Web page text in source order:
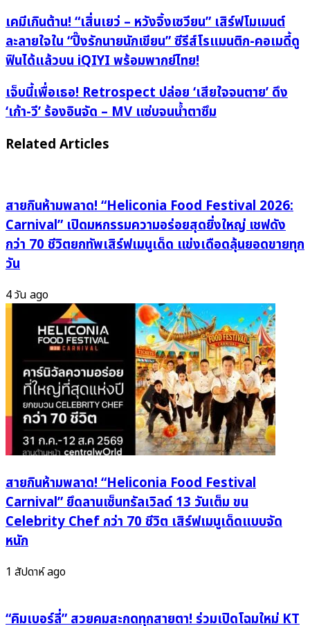
เคมี
เกิน
ต้าน!
“เสิ่นเยว่
–
หวัง
จิ้ง
เซ
วียน”
ละลาย
ใจใน
“ปิ๊ง
รัก
นาย
เขียน”
แมน
เม
ดู
ได้
แล้ว
บน
iQIYI
พร้อม
พากย์
เคมีเกินต้าน! “เสิ่นเยว่ – หวังจิ้งเซวียน” เสิร์ฟโมเมนต์
ละลายใจใน “ปิ๊งรักนายนักเขียน” ซีรีส์โรแมนติก-คอเมดี้ดู
ฟินได้แล้วบน iQIYI พร้อมพากย์ไทย!
เจ็บ
นี้
เธอ!
จน
ตาย’
ดึง
‘เก้า-
วี’
ร้อง
อิน
น้ำตา
เจ็บนี้เพื่อเธอ! Retrospect ปล่อย ‘เสียใจจนตาย’ ดึง
‘เก้า-วี’ ร้องอินจัด – MV แซ่บจนน้ำตาซึม
Related Articles
สายกินห้ามพลาด! “Heliconia Food Festival 2026:
Carnival” เปิดมหกรรมความอร่อยสุดยิ่งใหญ่ เชฟดัง
กว่า 70 ชีวิตยกทัพเสิร์ฟเมนูเด็ด แข่งเดือดลุ้นยอดขายทุก
วัน
4 วัน ago
สายกินห้ามพลาด! “Heliconia Food Festival
Carnival” ยึดลานเซ็นทรัลเวิลด์ 13 วันเต็ม ขน
Celebrity Chef กว่า 70 ชีวิต เสิร์ฟเมนูเด็ดแบบจัด
หนัก
1 สัปดาห์ ago
“คิมเบอร์ลี่” สวยคมสะกดทุกสายตา! ร่วมเปิดโฉมใหม่ KT